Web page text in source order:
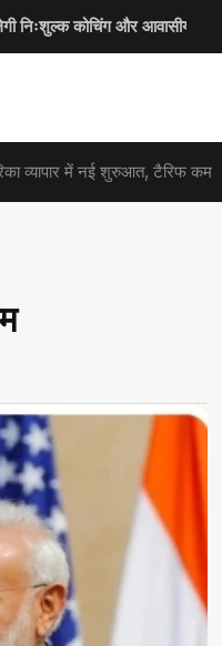
निःशुल्क कोचिंग और आवासीय सुविधा
उपयोग के निर्देश
व्यापार में नई शुरुआत, टैरिफ कम